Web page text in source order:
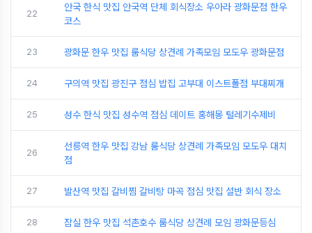
22
안국 한식 맛집 안국역 단체 회식장소 우아라 광화문점 한우
코스
23 광화문 한우 맛집 룸식당 상견례 가족모임 모도우 광화문점
24 구의역 맛집 광진구 점심 밥집 고부대 이스트폴점 부대찌개
25 성수 한식 맛집 성수역 점심 데이트 홍해몽 털레기수제비
26
선릉역 한우 맛집 강남 룸식당 상견례 가족모임 모도우 대치
점
27 발산역 맛집 갈비찜 갈비탕 마곡 점심 맛집 설반 회식 장소
28 잠실 한우 맛집 석촌호수 룸식당 상견례 모임 광화문등심